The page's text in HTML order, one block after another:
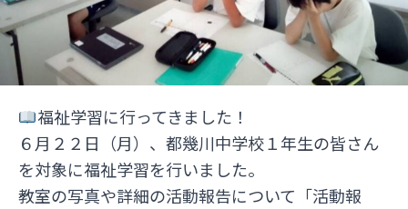
福祉学習に行ってきました！
６月２２日（月）、都幾川中学校１年生の皆さん
を対象に福祉学習を行いました。
教室の写真や詳細の活動報告について「活動報